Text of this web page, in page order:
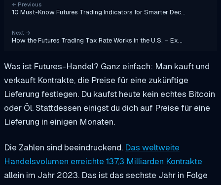
← Previous
10 Must-Know Futures Trading Indicators for Smarter Dec…
Next →
How the Futures Trading Tax Rate Works in the U.S. – Ex…
Was ist Futures-Handel? Ganz einfach: Man kauft und
verkauft Kontrakte, die Preise für eine zukünftige
Lieferung festlegen. Du kaufst heute kein echtes Bitcoin
oder Öl. Stattdessen einigst du dich auf Preise für eine
Lieferung in einigen Monaten.
Die Zahlen sind beeindruckend. Das weltweite
Handelsvolumen erreichte 137,3 Milliarden Kontrakte
allein im Jahr 2023. Das ist das sechste Jahr in Folge